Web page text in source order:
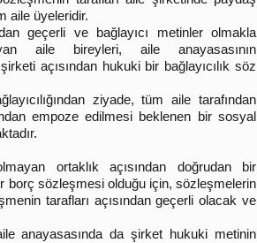
aile üyeleridir.
geçerli ve bağlayıcı metinler olmakla
aile bireyleri, aile anayasasının
açısından hukuki bir bağlayıcılık söz
ziyade, tüm aile tarafından
empoze edilmesi beklenen bir sosyal
ortaklık açısından doğrudan bir
borç sözleşmesi olduğu için, sözleşmelerin
tarafları açısından geçerli olacak ve
anayasasında da şirket hukuki metinin